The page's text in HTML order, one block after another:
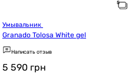
Granado Tolosa White gel
Написать отзыв
5 590 грн